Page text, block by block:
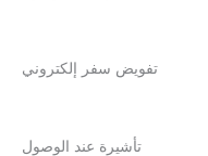
تفويض سفر إلكتروني
تأشيرة عند الوصول